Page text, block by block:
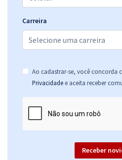
Carreira
Ao cadastrar-se, você concorda
Privacidade e aceita receber
Receber